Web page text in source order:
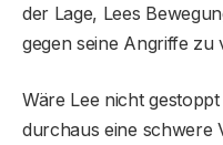
der Lage, Lees
gegen seine Angriffe zu
Wäre Lee nicht
durchaus eine schwere